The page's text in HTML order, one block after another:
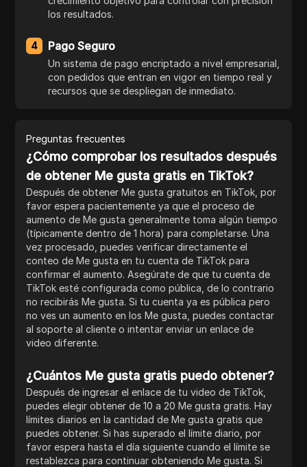
los resultados.
4 Pago Seguro
Un sistema de pago encriptado a nivel empresarial,
con pedidos que entran en vigor en tiempo real y
recursos que se despliegan de inmediato.
Preguntas frecuentes
¿Cómo comprobar los resultados después
de obtener Me gusta gratis en TikTok?
Después de obtener Me gusta gratuitos en TikTok, por
favor espera pacientemente ya que el proceso de
aumento de Me gusta generalmente toma algún tiempo
(típicamente dentro de 1 hora) para completarse. Una
vez procesado, puedes verificar directamente el
conteo de Me gusta en tu cuenta de TikTok para
confirmar el aumento. Asegúrate de que tu cuenta de
TikTok esté configurada como pública, de lo contrario
no recibirás Me gusta. Si tu cuenta ya es pública pero
no ves un aumento en los Me gusta, puedes contactar
al soporte al cliente o intentar enviar un enlace de
video diferente.
¿Cuántos Me gusta gratis puedo obtener?
Después de ingresar el enlace de tu video de TikTok,
puedes elegir obtener de 10 a 20 Me gusta gratis. Hay
límites diarios en la cantidad de Me gusta gratis que
puedes obtener. Si has superado el límite diario, por
favor espera hasta el día siguiente cuando el límite se
restablezca para continuar obteniendo Me gusta. Si